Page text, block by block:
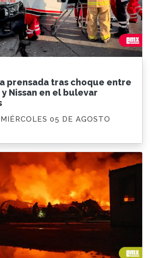
prensada tras choque entre
Nissan en el bulevar
05 DE AGOSTO